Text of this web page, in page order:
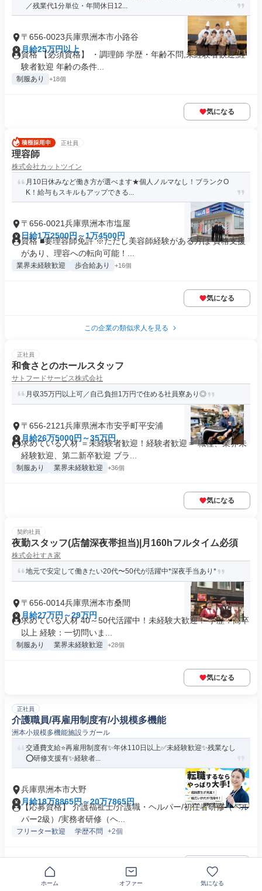
／残業代1分単位・年間休日12...
〒656-0023兵庫県洲本市小路谷
月給25万円以上
資格 【必須資格】 ・調理師 学歴・年齢不問,未経験者歓迎,経
験者歓迎 年齢の条件...
制服あり +18個
気になる
正社員
理容師
株式会社カットツイン
月10日休みなど働き方が選べます★個人ノルマなし！ブランクO
K！給与もスキルもアップできる...
〒656-0021兵庫県洲本市塩屋
日給1万2500円～1万4500円
資格 ■要理容師免許 ※ただし美容師経験がある方は 資格支援
があり、理容への転向可能！...
業界未経験歓迎 歩合給あり +16個
気になる
この企業の類似求人を見る
正社員
和食さとのホールスタッフ
サトフードサービス株式会社
月収35万円以上可／自己負担1万円で住める社員寮あり◎
〒656-2121兵庫県洲本市安乎町平安浦
月給26万5000円～35万円
求めている人材 ＝未経験者歓迎！経験者歓迎＝ 職種、業界未
経験歓迎、第二新卒歓迎 ブラ...
制服あり 業界未経験歓迎 +36個
気になる
契約社員
夜勤スタッフ(店舗深夜帯担当)|月160hフルタイム必須
株式会社すき家
地元で安定して働きたい20代〜50代が活躍中*深夜手当あり*
〒656-0014兵庫県洲本市桑間
月給27万円～29万円
求めている人材 40～50代活躍中！未経験大歓迎！ 学歴：高卒
以上 経験：一切問いま...
制服あり 業界未経験歓迎 +28個
気になる
正社員
介護職員/再雇用制度有/小規模多機能
洲本小規模多機能施設ラガール
交通費支給⭐️再雇用制度有✨年休110日以上✅️未経験歓迎✨残業なし
⭕️研修支援有✨経験者...
兵庫県洲本市大野
月給18万8865円～20万7865円
【応募資格】 介護福祉士/介護職・ヘルパー/初任者研修（ヘル
パー2級）/実務者研修（ヘ...
フリーター歓迎 学歴不問 +2個
ホーム オファー 気になる